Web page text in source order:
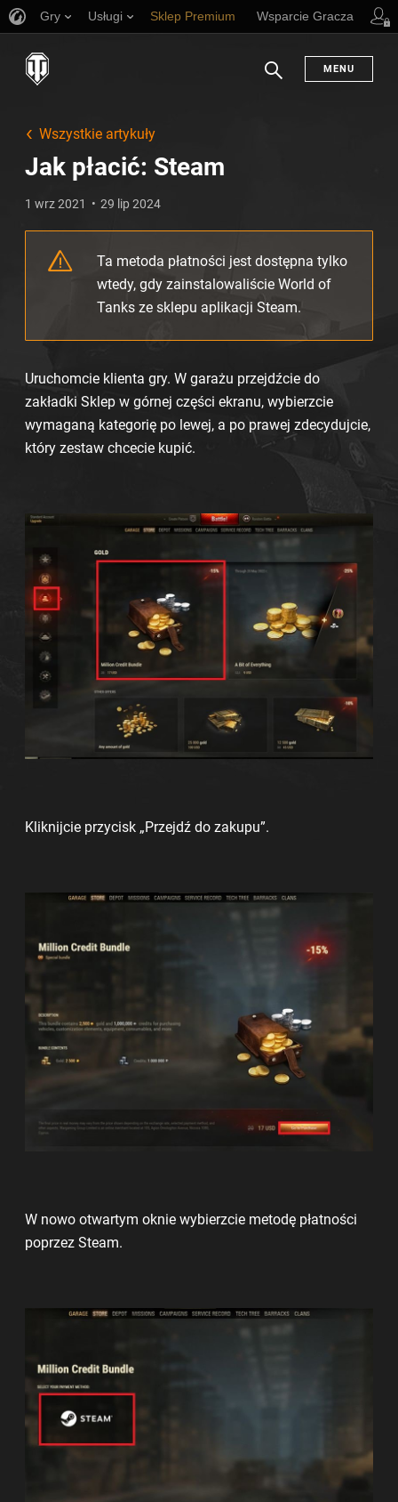
Gry Usługi Sklep Premium Wsparcie Gracza
MENU
Wszystkie artykuły
Jak płacić: Steam
1 wrz 2021 29 lip 2024
Ta metoda płatności jest dostępna tylko
wtedy, gdy zainstalowaliście World of
Tanks ze sklepu aplikacji Steam.
Uruchomcie klienta gry. W garażu przejdźcie do
zakładki Sklep w górnej części ekranu, wybierzcie
wymaganą kategorię po lewej, a po prawej zdecydujcie,
który zestaw chcecie kupić.
Kliknijcie przycisk „Przejdź do zakupu”.
W nowo otwartym oknie wybierzcie metodę płatności
poprzez Steam.